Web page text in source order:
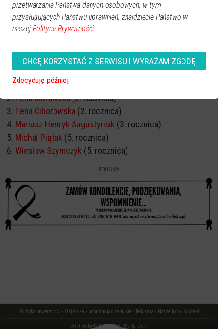
ROCZNICA ŚMIERCI
Marek Kazimierczak
Irena Murawska(2. rocznica)
Irena Ciborowska (2. rocznica)
Mariusz Henryk Augustyniak (3. rocznica)
Michał Piątak (5. rocznica)
Wiesław Szymczyk (5. rocznica)
REKLAMA
Polityka prywatności • Ostrołęka • Informacja o serwisie • Reklama • Nasze logo• Kontakt
eOstrołęka © 2006 - 2026 JML Sp. z o.o.
przetwarzania Państwa danych osobowych, w tym
przysługujących Państwu uprawnień, znajdziecie Państwo w
naszej Polityce Prywatności.
CHCĘ KORZYSTAĆ Z SERWISU I WYRAŻAM ZGODĘ
Zdecyduję później